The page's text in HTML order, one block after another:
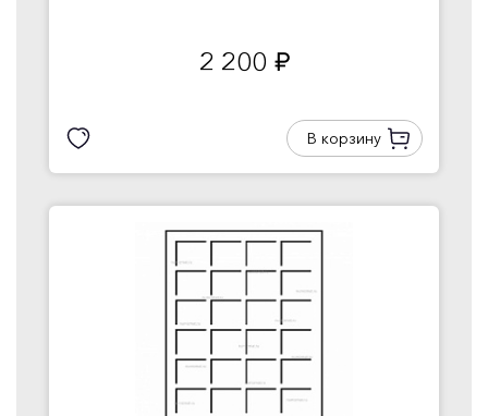
2 200 руб.
В корзину